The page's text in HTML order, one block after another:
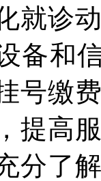
就诊
备和
号缴
提高
分了